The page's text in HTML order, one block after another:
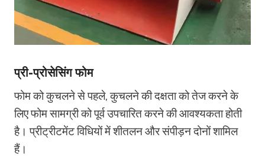
प्री-प्रोसेसिंग फोम
फोम को कुचलने से पहले, कुचलने की दक्षता को तेज करने के
लिए फोम सामग्री को पूर्व उपचारित करने की आवश्यकता होती
है। प्रीट्रीटमेंट विधियों में शीतलन और संपीड़न दोनों शामिल
हैं।